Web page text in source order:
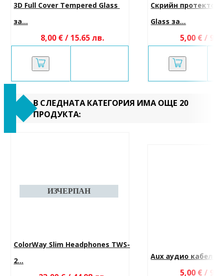
3D Full Cover Tempered Glass
за...
8,00 € / 15.65 лв.
Скрийн
Glass за...
5,00 € /
В СЛЕДНАТА КАТЕГОРИЯ ИМА ОЩЕ 20
ПРОДУКТА:
ColorWay Slim Headphones TWS-
2...
Aux аудио кабел
5,00 € /